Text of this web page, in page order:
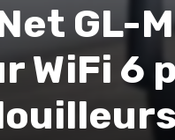
GL-
WiFi 6